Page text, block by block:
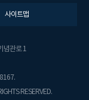
사이트맵
념관로 1
RESERVED.